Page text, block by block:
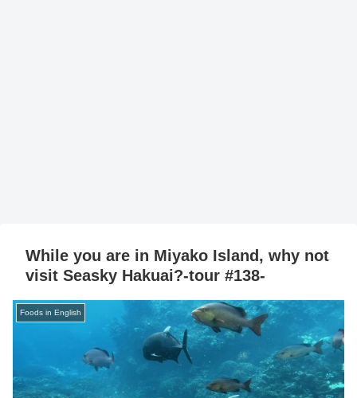
While you are in Miyako Island, why not
visit Seasky Hakuai?-tour #138-
Foods in English